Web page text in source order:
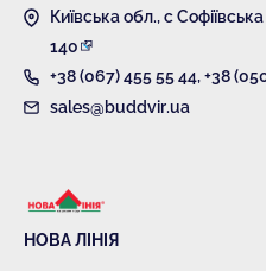
Київська обл., с
140
+38 (067) 455 55 44,+38
sales@buddvir.ua
НОВА ЛІНІЯ